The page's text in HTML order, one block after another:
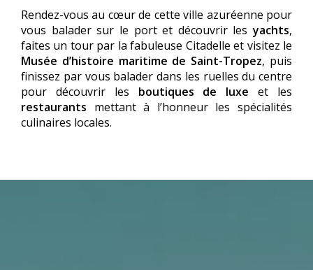
Rendez-vous au cœur de cette ville azuréenne pour
vous balader sur le port et découvrir lesyachts,
faites un tour par la fabuleuse Citadelle et visitez le
Musée d’histoire maritime de Saint-Tropez, puis
finissez par vous balader dans les ruelles du centre
pour découvrir les boutiques de luxe et les
restaurants mettant à l’honneur les spécialités
culinaires locales.